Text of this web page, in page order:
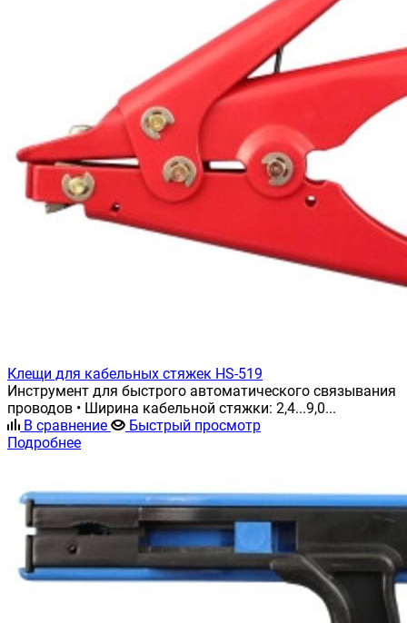
Клещи для кабельных стяжек HS-519
Инструмент для быстрого автоматического связывания
проводов • Ширина кабельной стяжки: 2,4...9,0...
В сравнение
Быстрый просмотр
Подробнее